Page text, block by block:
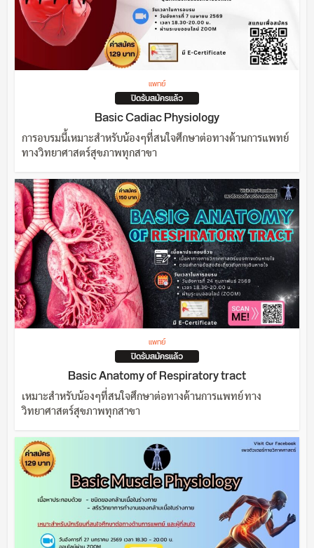
แพทย์
ปิดรับสมัครแล้ว
Basic Cadiac Physiology
การอบรมนี้เหมาะสำหรับน้องๆที่สนใจศึกษาต่อทางด้านการแพทย์
ทางวิทยาศาสตร์สุขภาพทุกสาขา
แพทย์
ปิดรับสมัครแล้ว
Basic Anatomy of Respiratory tract
เหมาะสำหรับน้องๆที่สนใจศึกษาต่อทางด้านการแพทย์ ทาง
วิทยาศาสตร์สุขภาพทุกสาขา